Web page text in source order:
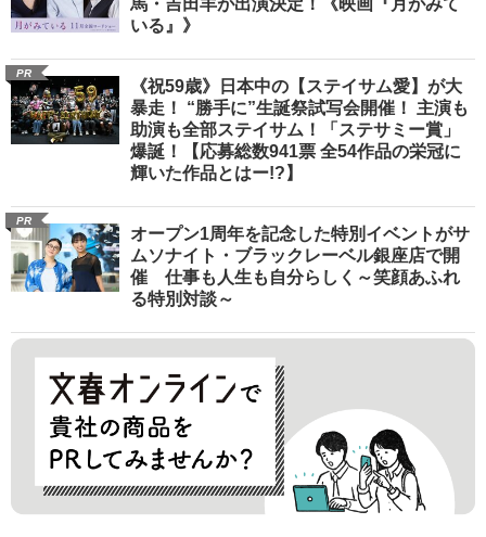
馬・吉田羊が出演決定！《映画『月がみて
いる』》
PR
《祝59歳》日本中の【ステイサム愛】が大
暴走！ “勝手に”生誕祭試写会開催！ 主演も
助演も全部ステイサム！「ステサミー賞」
爆誕！【応募総数941票 全54作品の栄冠に
輝いた作品とはー!?】
PR
オープン1周年を記念した特別イベントがサ
ムソナイト・ブラックレーベル銀座店で開
催 仕事も人生も自分らしく～笑顔あふれ
る特別対談～